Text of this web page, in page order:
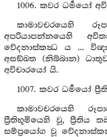
1006. කවර ධර්‍මයෝ
කාමාවචරයෙහි
අපරියාපන්නයෙහි
වේදනාස්කන්‍ධ ය ...
අසඞ්ඛත (නිබ්බාන)
අවිචාරයෝ යි.
1007. කවර ධර්‍මයෝ
කාමාවචරයෙහි
ප්‍රීතිභූමියෙහි වූ, ප්‍රීතිය
සම්ප්‍රයෝග වූ